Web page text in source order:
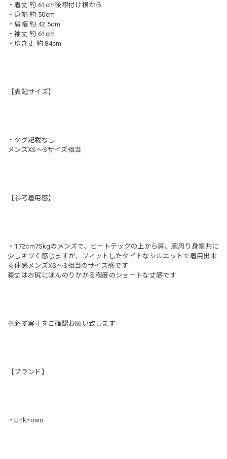
・着丈 約 61cm後襟付け根から
・身幅 約 50cm
・肩幅 約 42.5cm
・袖丈 約 61cm
・ゆき丈 約 84cm
【表記サイズ】
・タグ記載なし
メンズXS〜Sサイズ相当
【参考着用感】
・172cm75kgのメンズで、ヒートテックの上から肩、腕周り身幅共に
少しキツく感じますが、フィットしたタイトなシルエットで着用出来
る体感メンズXS〜S相当のサイズ感です
着丈はお尻にほんのりかかる程度のショートな丈感です
※必ず実寸をご確認お願い致します
【ブランド】
・Unknown